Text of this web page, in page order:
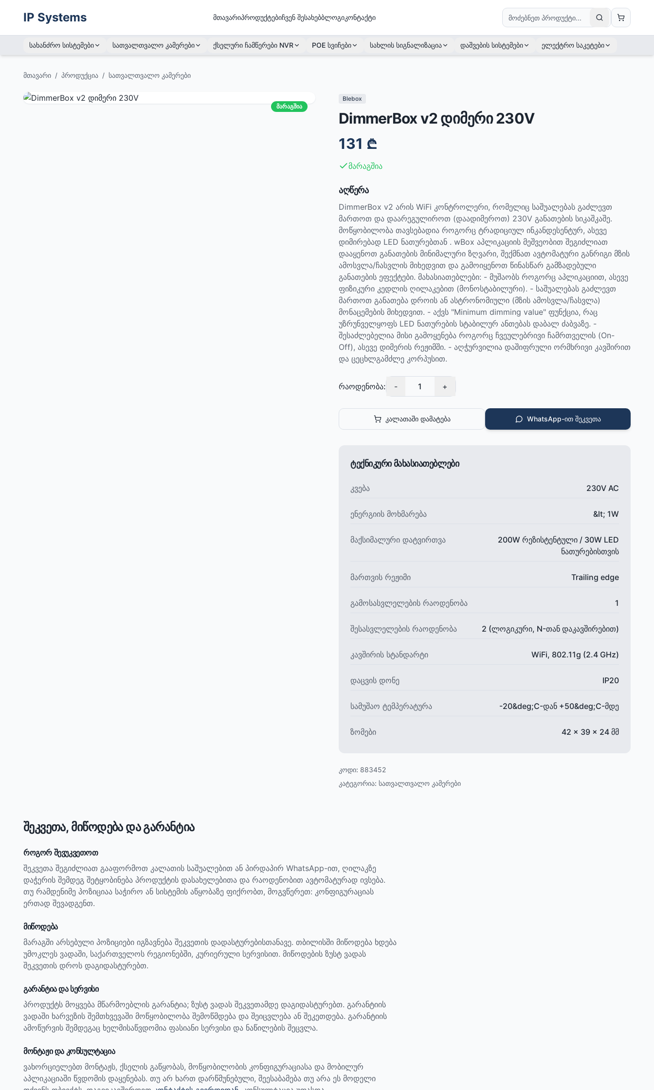
IP Systems მთავარიპროდუქტებიჩვენ შესახებბლოგიკონტაქტი
სახანძრო სისტემები სათვალთვალო კამერები ქსელური ჩამწერები NVR POE სვიჩები სახლის სიგნალიზაცია დაშვების სისტემები ელექტრო საკეტები
მთავარი / პროდუქცია / სათვალთვალო კამერები
მარაგშია
Blebox
DimmerBox v2 დიმერი 230V
131 ₾
მარაგშია
აღწერა
DimmerBox v2 არის WiFi კონტროლერი, რომელიც საშუალებას გაძლევთ
მართოთ და დაარეგულიროთ (დაადიმეროთ) 230V განათების სიკაშკაშე.
მოწყობილობა თავსებადია როგორც ტრადიციულ ინკანდესენტურ, ასევე
დიმირებად LED ნათურებთან . wBox აპლიკაციის მეშვეობით შეგიძლიათ
დააყენოთ განათების მინიმალური ზღვარი, შექმნათ ავტომატური განრიგი მზის
ამოსვლა/ჩასვლის მიხედვით და გამოიყენოთ წინასწარ გამზადებული
განათების ეფექტები. მახასიათებლები: - მუშაობს როგორც აპლიკაციით, ასევე
ფიზიკური კედლის ღილაკებით (მონოსტაბილური). - საშუალებას გაძლევთ
მართოთ განათება დროის ან ასტრონომიული (მზის ამოსვლა/ჩასვლა)
მონაცემების მიხედვით. - აქვს "Minimum dimming value" ფუნქცია, რაც
უზრუნველყოფს LED ნათურების სტაბილურ ანთებას დაბალ ძაბვაზე. -
შესაძლებელია მისი გამოყენება როგორც ჩვეულებრივი ჩამრთველის (On-
Off), ასევე დიმერის რეჟიმში. - აღჭურვილია დაშიფრული ორმხრივი კავშირით
და ცეცხლგამძლე კორპუსით.
რაოდენობა: - 1 +
კალათაში დამატება WhatsApp-ით შეკვეთა
ტექნიკური მახასიათებლები
კვება 230V AC
ენერგიის მოხმარება &lt; 1W
მაქსიმალური დატვირთვა
200W რეზისტენტული / 30W LED
ნათურებისთვის
მართვის რეჟიმი Trailing edge
გამოსასვლელების რაოდენობა 1
შესასვლელების რაოდენობა 2 (ლოგიკური, N-თან დაკავშირებით)
კავშირის სტანდარტი WiFi, 802.11g (2.4 GHz)
დაცვის დონე IP20
სამუშაო ტემპერატურა -20&deg;C-დან +50&deg;C-მდე
ზომები 42 x 39 x 24 მმ
კოდი: 883452
კატეგორია: სათვალთვალო კამერები
შეკვეთა, მიწოდება და გარანტია
როგორ შევუკვეთოთ
შეკვეთა შეგიძლიათ გააფორმოთ კალათის საშუალებით ან პირდაპირ WhatsApp-ით, ღილაკზე
დაჭერის შემდეგ შეტყობინება პროდუქტის დასახელებითა და რაოდენობით ავტომატურად ივსება.
თუ რამდენიმე პოზიციაა საჭირო ან სისტემის აწყობაზე ფიქრობთ, მოგვწერეთ: კონფიგურაციას
ერთად შევადგენთ.
მიწოდება
მარაგში არსებული პოზიციები იგზავნება შეკვეთის დადასტურებისთანავე. თბილისში მიწოდება ხდება
უმოკლეს ვადაში, საქართველოს რეგიონებში, კურიერული სერვისით. მიწოდების ზუსტ ვადას
შეკვეთის დროს დაგიდასტურებთ.
გარანტია და სერვისი
პროდუქტს მოყვება მწარმოებლის გარანტია; ზუსტ ვადას შეკვეთამდე დაგიდასტურებთ. გარანტიის
ვადაში ხარვეზის შემთხვევაში მოწყობილობა შემოწმდება და შეიცვლება ან შეკეთდება. გარანტიის
ამოწურვის შემდეგაც ხელმისაწვდომია ფასიანი სერვისი და ნაწილების შეცვლა.
მონტაჟი და კონსულტაცია
ვახორციელებთ მონტაჟს, ქსელის გაწყობას, მოწყობილობის კონფიგურაციასა და მობილურ
აპლიკაციაში წვდომის დაყენებას. თუ არ ხართ დარწმუნებული, შეესაბამება თუ არა ეს მოდელი